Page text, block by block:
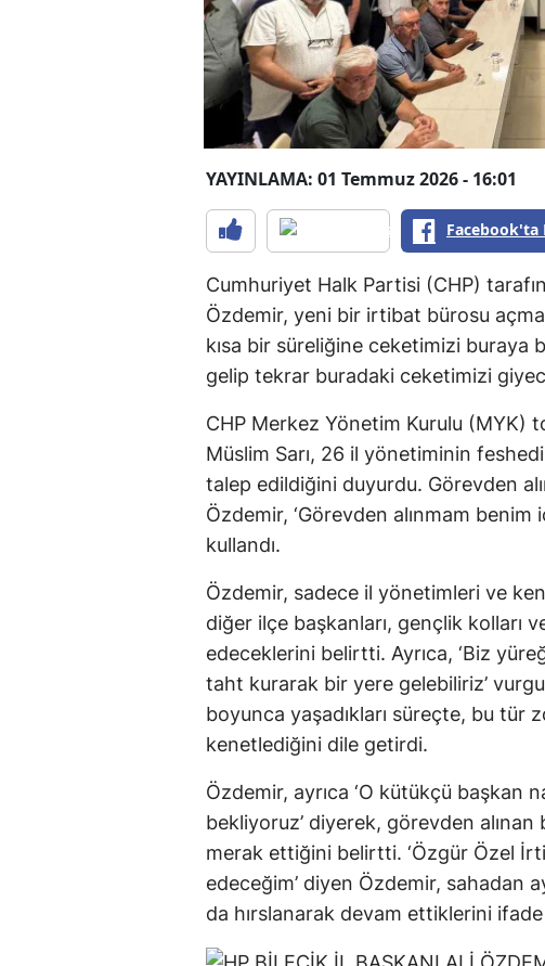
YAYINLAMA: 01 Temmuz 2026 - 16:01
Facebook'ta
Cumhuriyet Halk Partisi (CHP)
Özdemir, yeni bir irtibat bürosu açma
kısa bir süreliğine ceketimizi buraya
gelip tekrar buradaki ceketimizi
CHP Merkez Yönetim Kurulu (MYK)
Müslim Sarı, 26 il yönetiminin
talep edildiğini duyurdu. Görevden
Özdemir, ‘Görevden alınmam benim
kullandı.
Özdemir, sadece il yönetimleri ve
diğer ilçe başkanları, gençlik kolları
edeceklerini belirtti. Ayrıca, ‘Biz
taht kurarak bir yere gelebiliriz’
boyunca yaşadıkları süreçte, bu tür
kenetlediğini dile getirdi.
Özdemir, ayrıca ‘O kütükçü başkan
bekliyoruz’ diyerek, görevden
merak ettiğini belirtti. ‘Özgür Özel
edeceğim’ diyen Özdemir, sahadan
da hırslanarak devam ettiklerini